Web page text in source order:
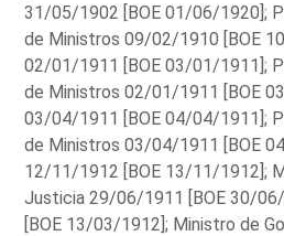
31/05/1902 [BOE 01/06/1920];
de Ministros 09/02/1910 [BOE
02/01/1911 [BOE 03/01/1911];
de Ministros 02/01/1911 [BOE
03/04/1911 [BOE 04/04/1911];
de Ministros 03/04/1911 [BOE
12/11/1912 [BOE 13/11/1912];
Justicia 29/06/1911 [BOE 30/
[BOE 13/03/1912]; Ministro de